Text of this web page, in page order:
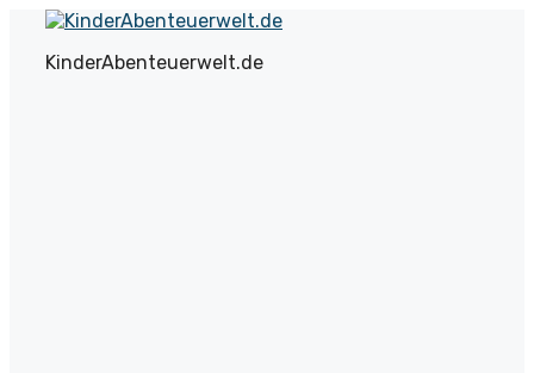
Zum
springen
KinderAbenteuerwelt.de